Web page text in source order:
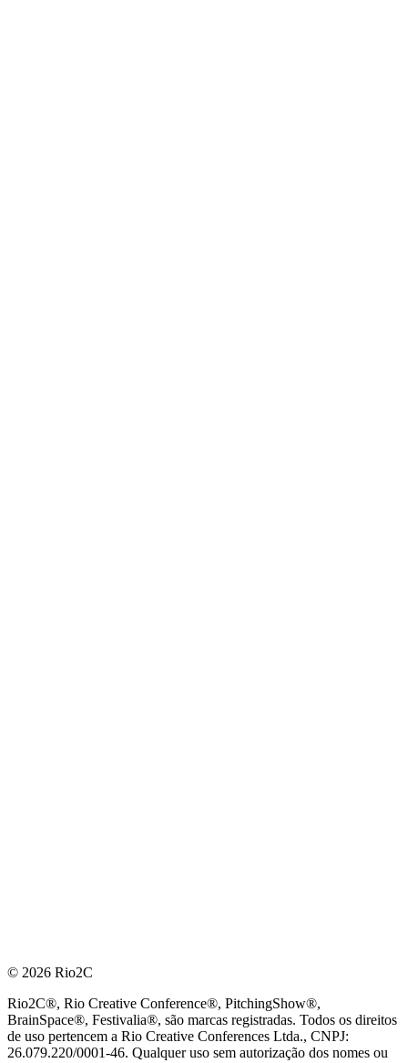
© 2026 Rio2C
Rio2C®, Rio Creative Conference®, PitchingShow®,
BrainSpace®, Festivalia®, são marcas registradas. Todos os direitos
de uso pertencem a Rio Creative Conferences Ltda., CNPJ:
26.079.220/0001-46. Qualquer uso sem autorização dos nomes ou